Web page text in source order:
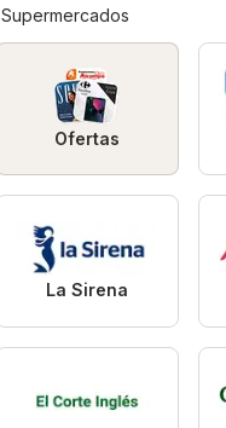
Supermercados
Ofertas
La Sirena